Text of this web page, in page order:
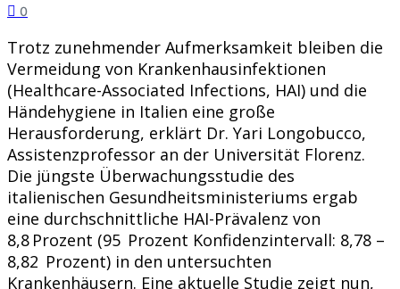
0
Trotz zunehmender Aufmerksamkeit bleiben die
Vermeidung von Krankenhausinfektionen
(Healthcare-Associated Infections, HAI) und die
Händehygiene in Italien eine große
Herausforderung, erklärt Dr. Yari Longobucco,
Assistenzprofessor an der Universität Florenz.
Die jüngste Überwachungsstudie des
italienischen Gesundheitsministeriums ergab
eine durchschnittliche HAI-Prävalenz von
8,8 Prozent (95 Prozent Konfidenzintervall: 8,78 –
8,82 Prozent) in den untersuchten
Krankenhäusern. Eine aktuelle Studie zeigt nun,